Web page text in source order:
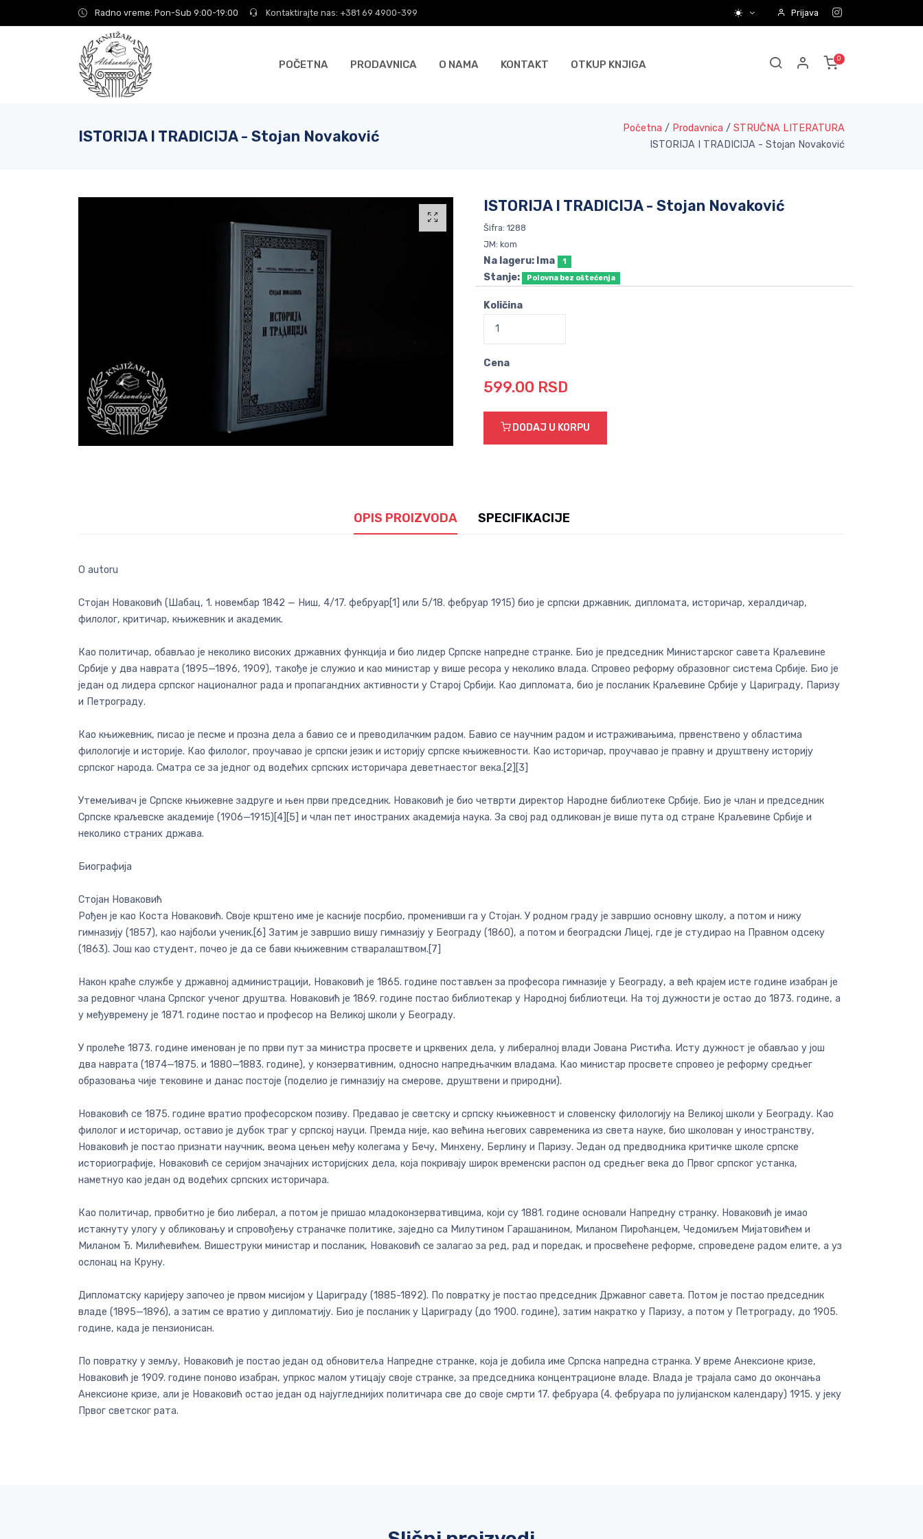
Radno vreme: Pon-Sub 9:00-19:00 Kontaktirajte nas: +381 69 4900-399 Prijava
POČETNA PRODAVNICA O NAMA KONTAKT OTKUP KNJIGA
ISTORIJA I TRADICIJA - Stojan Novaković Početna / Prodavnica / STRUČNA LITERATURA
ISTORIJA I TRADICIJA - Stojan Novaković
ISTORIJA I TRADICIJA - Stojan Novaković
Šifra: 1288
JM: kom
Na lageru: Ima 1
Stanje: Polovna bez oštećenja
Količina
Cena
599.00 RSD
DODAJ U KORPU
OPIS PROIZVODA SPECIFIKACIJE
O autoru
Стојан Новаковић (Шабац, 1. новембар 1842 — Ниш, 4/17. фебруар[1] или 5/18. фебруар 1915) био је српски државник, дипломата, историчар, хералдичар,
филолог, критичар, књижевник и академик.
Као политичар, обављао је неколико високих државних функција и био лидер Српске напредне странке. Био је председник Министарског савета Краљевине
Србије у два наврата (1895—1896, 1909), такође је служио и као министар у више ресора у неколико влада. Спровео реформу образовног система Србије. Био је
један од лидера српског националног рада и пропагандних активности у Старој Србији. Као дипломата, био је посланик Краљевине Србије у Цариграду, Паризу
и Петрограду.
Као књижевник, писао је песме и прозна дела а бавио се и преводилачким радом. Бавио се научним радом и истраживањима, првенствено у областима
филологије и историје. Као филолог, проучавао је српски језик и историју српске књижевности. Као историчар, проучавао је правну и друштвену историју
српског народа. Сматра се за једног од водећих српских историчара деветнаестог века.[2][3]
Утемељивач је Српске књижевне задруге и њен први председник. Новаковић је био четврти директор Народне библиотеке Србије. Био је члан и председник
Српске краљевске академије (1906—1915)[4][5] и члан пет иностраних академија наука. За свој рад одликован је више пута од стране Краљевине Србије и
неколико страних држава.
Биографија
Стојан Новаковић
Рођен је као Коста Новаковић. Своје крштено име је касније посрбио, променивши га у Стојан. У родном граду је завршио основну школу, а потом и нижу
гимназију (1857), као најбољи ученик.[6] Затим је завршио вишу гимназију у Београду (1860), а потом и београдски Лицеј, где је студирао на Правном одсеку
(1863). Још као студент, почео је да се бави књижевним стваралаштвом.[7]
Након краће службе у државној администрацији, Новаковић је 1865. године постављен за професора гимназије у Београду, а већ крајем исте године изабран је
за редовног члана Српског ученог друштва. Новаковић је 1869. године постао библиотекар у Народној библиотеци. На тој дужности је остао до 1873. године, а
у међувремену је 1871. године постао и професор на Великој школи у Београду.
У пролеће 1873. године именован је по први пут за министра просвете и црквених дела, у либералној влади Јована Ристића. Исту дужност је обављао у још
два наврата (1874—1875. и 1880—1883. године), у конзервативним, односно напредњачким владама. Као министар просвете спровео је реформу средњег
образовања чије тековине и данас постоје (поделио је гимназију на смерове, друштвени и природни).
Новаковић се 1875. године вратио професорском позиву. Предавао је светску и српску књижевност и словенску филологију на Великој школи у Београду. Као
филолог и историчар, оставио је дубок траг у српској науци. Премда није, као већина његових савременика из света науке, био школован у иностранству,
Новаковић је постао признати научник, веома цењен међу колегама у Бечу, Минхену, Берлину и Паризу. Један од предводника критичке школе српске
историографије, Новаковић се серијом значајних историјских дела, која покривају широк временски распон од средњег века до Првог српског устанка,
наметнуо као један од водећих српских историчара.
Као политичар, првобитно је био либерал, а потом је пришао младоконзервативцима, који су 1881. године основали Напредну странку. Новаковић је имао
истакнуту улогу у обликовању и спровођењу страначке политике, заједно са Милутином Гарашанином, Миланом Пироћанцем, Чедомиљем Мијатовићем и
Миланом Ђ. Милићевићем. Вишеструки министар и посланик, Новаковић се залагао за ред, рад и поредак, и просвећене реформе, спроведене радом елите, а уз
ослонац на Круну.
Дипломатску каријеру започео је првом мисијом у Цариграду (1885-1892). По повратку је постао председник Државног савета. Потом је постао председник
владе (1895—1896), а затим се вратио у дипломатију. Био је посланик у Цариграду (до 1900. године), затим накратко у Паризу, а потом у Петрограду, до 1905.
године, када је пензионисан.
По повратку у земљу, Новаковић је постао један од обновитеља Напредне странке, која је добила име Српска напредна странка. У време Анексионе кризе,
Новаковић је 1909. године поново изабран, упркос малом утицају своје странке, за председника концентрационе владе. Влада је трајала само до окончања
Анексионе кризе, али је Новаковић остао један од најугледнијих политичара све до своје смрти 17. фебруара (4. фебруара по јулијанском календару) 1915. у јеку
Првог светског рата.